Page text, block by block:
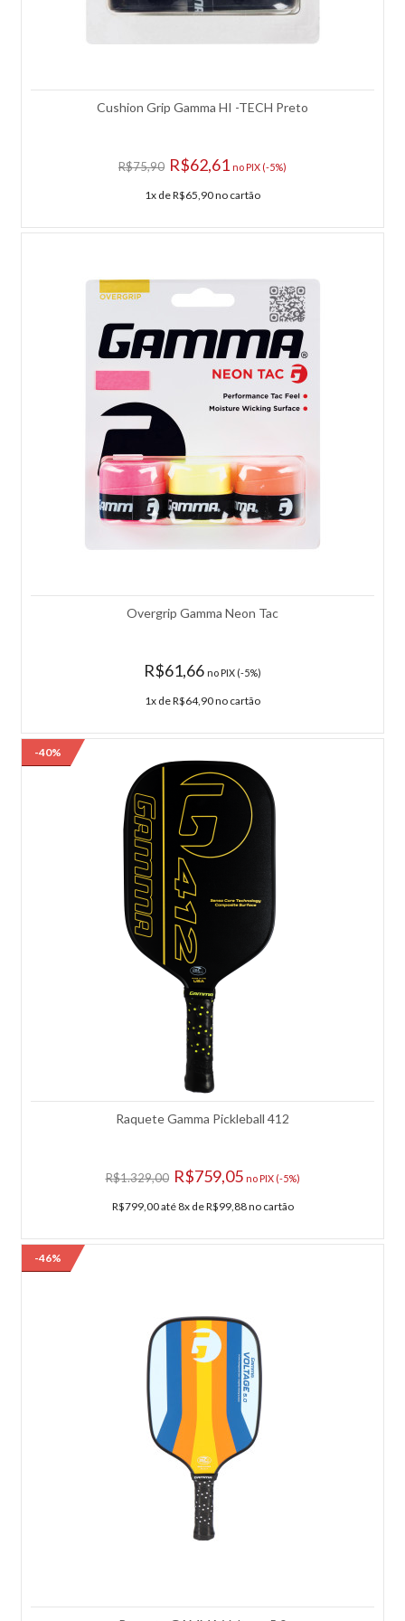
alta elasticidade e alta resiliência, finalizados com um revestimento
protetor perolado que previne o desgaste por atrito.TecnologiaAtua
alterando a estrutura molecular do material da corda. Isso aumenta a
um toque mais suave ("amortecido"), excelente redução de vibrações
multifilamento mais consagradas da marca, desenvolvida para
jogadores que procuram máxima potência, conforto e
sensibilidade.Sua construção premium proporciona excelente
absorção das vibrações, reduzindo significativamente o impacto
transmitido ao braço, enquanto mantém uma resposta rápida,
consistente e extremamente confortável.Oferece uma sensação
macia e "amortecida" no golpe, gerando potência e reduzindo a
vibração no braço para evitar a fadiga, mantendo um excelente nível
de controle.É uma excelente alternativa para quem deseja a sensação
de uma corda natural, com maior durabilidade e menor custo de
manutenção.Principais Benefícios Máxima potência Conforto
excepcional Excelente absorção de vibrações Sensação semelhante à
corda natural Ótima manutenção de tensão Resposta consistente
durante toda a vida útil Ideal para jogadores que priorizam conforto
disponíveis: Natural
R$1.291,05
Adicionar à lista de comparação.
Adicionar à lista de desejos.
Rolo de Corda Gamma Live Wire 17 - Natural
Rolo de Corda Gamma Live Wire 17 - Natural 110
MetrosConstruçãoÉ composta por milhares de microfilamentos de
alterando a estrutura molecular do material da corda. Isso aumenta a
capacidade de elasticidade e retenção de energia, proporcionando
um toque mais suave ("amortecido"), excelente redução de vibrações
no braço e uma combinação equilibrada de potência e
controle. DescriçãoA Gamma Live Wire é uma das cordas
multifilamento mais consagradas da marca, desenvolvida para
jogadores que procuram máxima potência, conforto e
sensibilidade.Sua construção premium proporciona excelente
absorção das vibrações, reduzindo significativamente o impacto
transmitido ao braço, enquanto mantém uma resposta rápida,
consistente e extremamente confortável.Oferece uma sensação
macia e "amortecida" no golpe, gerando potência e reduzindo a
vibração no braço para evitar a fadiga, mantendo um excelente nível
excepcionalExcelente absorção de vibraçõesSensação semelhante à
Cushion Grip Gamma HI -TECH Preto
R$75,90 R$62,61 no PIX (-5%)
1x de R$65,90 no cartão
Overgrip Gamma Neon Tac
R$61,66 no PIX (-5%)
1x de R$64,90 no cartão
-40%
Raquete Gamma Pickleball 412
R$1.329,00 R$759,05 no PIX (-5%)
R$799,00 até 8x de R$99,88 no cartão
-46%